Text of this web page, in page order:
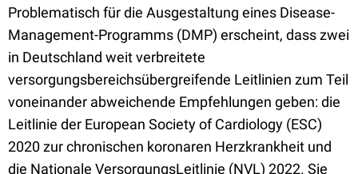
Problematisch für die Ausgestaltung eines Disease-
Management-Programms (DMP) erscheint, dass zwei
in Deutschland weit verbreitete
versorgungsbereichsübergreifende Leitlinien zum Teil
voneinander abweichende Empfehlungen geben: die
Leitlinie der European Society of Cardiology (ESC)
2020 zur chronischen koronaren Herzkrankheit und
die Nationale VersorgungsLeitlinie (NVL) 2022. Sie